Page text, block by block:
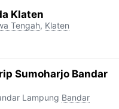
Klaten
Tengah, Klaten
Sumoharjo Bandar
Lampung Bandar